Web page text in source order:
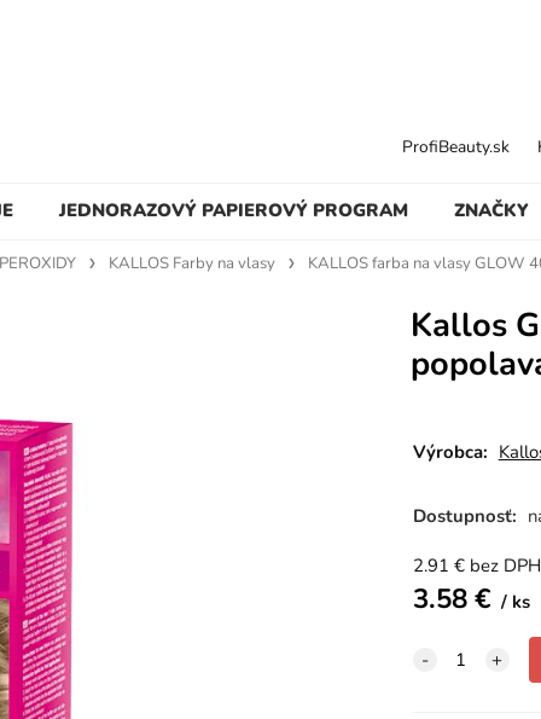
JEDNORAZOVÝ PAPIEROVÝ PROGRAM ZNAČKY
ProfiBeauty.sk
KALLOS Farby na vlasy KALLOS farba na vlasy GLOW
Kallos
Výrobca:
Dostupnosť:
2.91 € bez DPH
3.58€ ks